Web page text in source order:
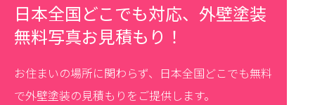
日本全国どこでも対応、外壁塗装
無料写真お見積もり！
お住まいの場所に関わらず、日本全国どこでも無料
で外壁塗装の見積もりをご提供します。